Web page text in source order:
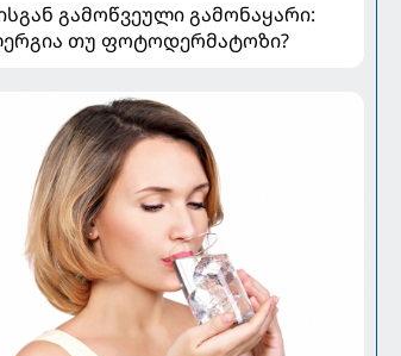
გამოწვეული გამონაყარი:
თუ ფოტოდერმატოზი?